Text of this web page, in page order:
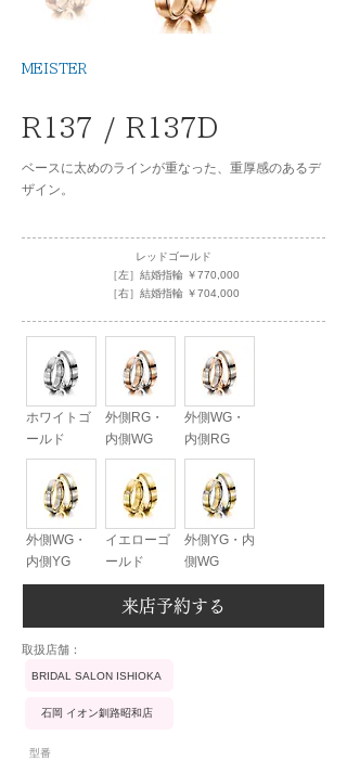
MEISTER
R137 / R137D
ベースに太めのラインが重なった、重厚感のあるデ
ザイン。
レッドゴールド
［左］結婚指輪 ￥770,000
［右］結婚指輪 ￥704,000
ホワイトゴ
ールド
外側WG・
内側YG
外側RG・
内側WG
イエローゴ
ールド
外側WG・
内側RG
外側YG・内
側WG
来店予約する
​取扱店舗：
BRIDAL SALON ISHIOKA
石岡 イオン釧路昭和店
型番